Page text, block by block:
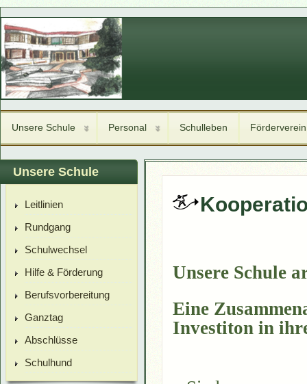
Unsere Schule Personal Schulleben Förderverein
Unsere Schule
Leitlinien
Rundgang
Schulwechsel
Hilfe & Förderung
Berufsvorbereitung
Ganztag
Abschlüsse
Schulhund
Unsere Schule
Eine
Investiton in